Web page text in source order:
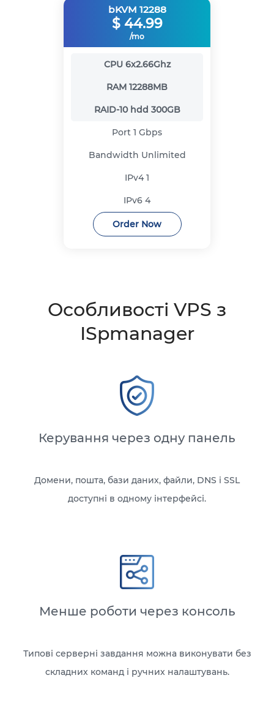
bKVM 12288
$ 44.99
/mo
CPU 6x2.66Ghz
RAM 12288MB
RAID-10 hdd 300GB
Port 1 Gbps
Bandwidth Unlimited
IPv41
IPv6 4
Order Now
Особливості VPS з
ISpmanager
Керування через одну панель
Домени, пошта, бази даних, файли, DNS і SSL
доступні в одному інтерфейсі.
Менше роботи через консоль
Типові серверні завдання можна виконувати без
складних команд і ручних налаштувань.